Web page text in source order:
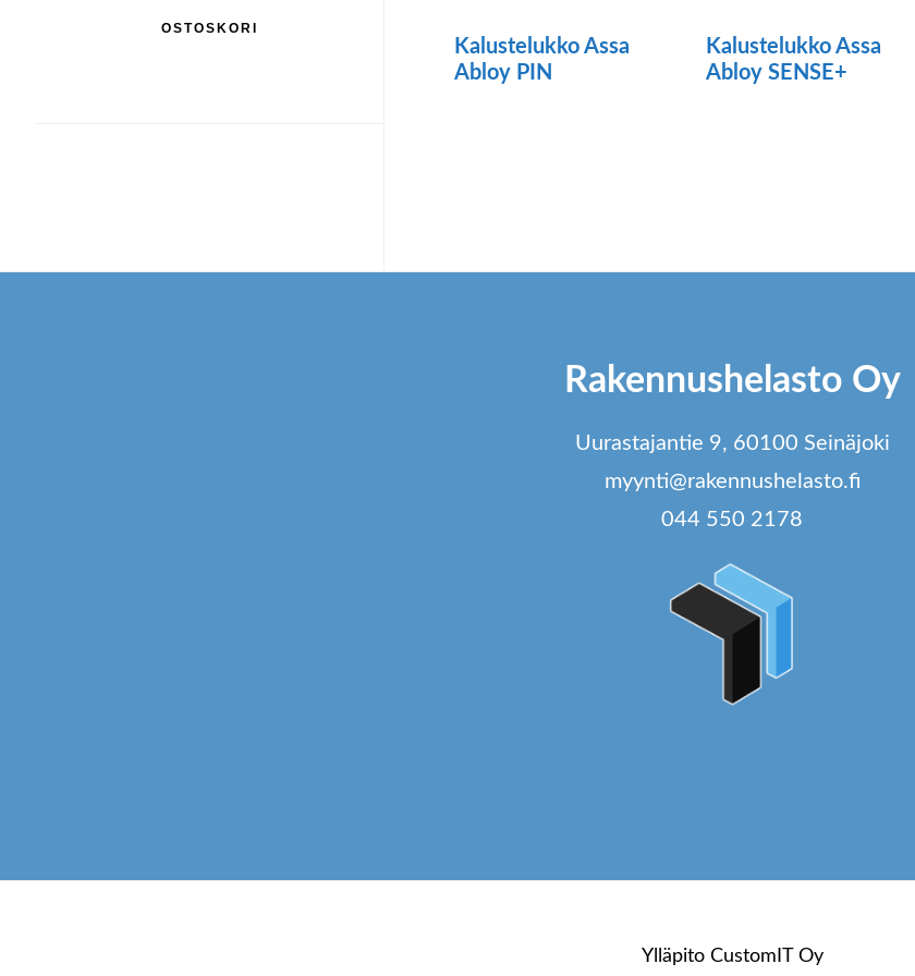
Kalustelukko Assa
Abloy PIN
Kalustelukko Assa
Abloy SENSE+
OSTOSKORI
Rakennushelasto Oy
Uurastajantie 9, 60100 Seinäjoki
myynti@rakennushelasto.fi
044 550 2178
Ylläpito CustomIT Oy